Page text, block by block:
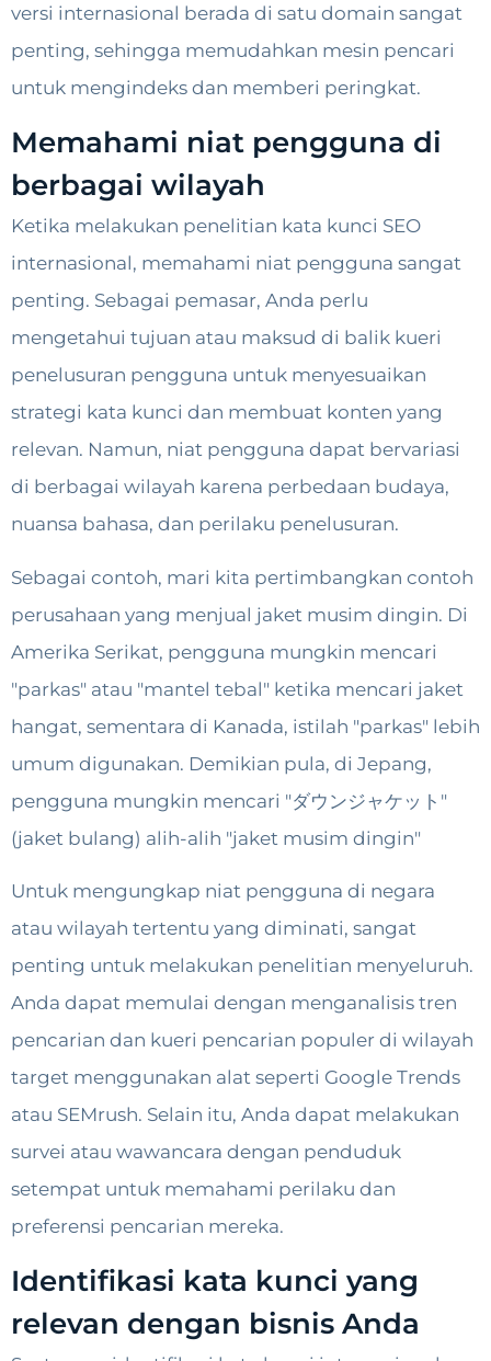
versi internasional berada di satu domain sangat
penting, sehingga memudahkan mesin pencari
untuk mengindeks dan memberi peringkat.
Memahami niat pengguna di
berbagai wilayah
Ketika melakukan penelitian kata kunci SEO
internasional, memahami niat pengguna sangat
penting. Sebagai pemasar, Anda perlu
mengetahui tujuan atau maksud di balik kueri
penelusuran pengguna untuk menyesuaikan
strategi kata kunci dan membuat konten yang
relevan. Namun, niat pengguna dapat bervariasi
di berbagai wilayah karena perbedaan budaya,
nuansa bahasa, dan perilaku penelusuran.
Sebagai contoh, mari kita pertimbangkan contoh
perusahaan yang menjual jaket musim dingin. Di
Amerika Serikat, pengguna mungkin mencari
"parkas" atau "mantel tebal" ketika mencari jaket
hangat, sementara di Kanada, istilah "parkas" lebih
umum digunakan. Demikian pula, di Jepang,
pengguna mungkin mencari "ダウンジャケット"
(jaket bulang) alih-alih "jaket musim dingin"
Untuk mengungkap niat pengguna di negara
atau wilayah tertentu yang diminati, sangat
penting untuk melakukan penelitian menyeluruh.
Anda dapat memulai dengan menganalisis tren
pencarian dan kueri pencarian populer di wilayah
target menggunakan alat seperti Google Trends
atau SEMrush. Selain itu, Anda dapat melakukan
survei atau wawancara dengan penduduk
setempat untuk memahami perilaku dan
preferensi pencarian mereka.
Identifikasi kata kunci yang
relevan dengan bisnis Anda